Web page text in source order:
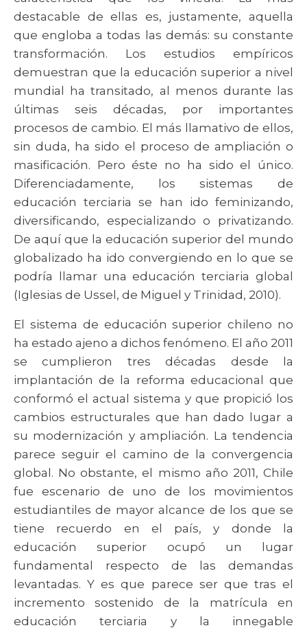
destacable de ellas es, justamente, aquella
que engloba a todas las demás: su constante
transformación. Los estudios empíricos
demuestran que la educación superior a nivel
mundial ha transitado, al menos durante las
últimas seis décadas, por importantes
procesos de cambio. El más llamativo de ellos,
sin duda, ha sido el proceso de ampliación o
masificación. Pero éste no ha sido el único.
Diferenciadamente, los sistemas de
educación terciaria se han ido feminizando,
diversificando, especializando o privatizando.
De aquí que la educación superior del mundo
globalizado ha ido convergiendo en lo que se
podría llamar una educación terciaria global
(Iglesias de Ussel, de Miguel y Trinidad, 2010).
El sistema de educación superior chileno no
ha estado ajeno a dichos fenómeno. El año 2011
se cumplieron tres décadas desde la
implantación de la reforma educacional que
conformó el actual sistema y que propició los
cambios estructurales que han dado lugar a
su modernización y ampliación. La tendencia
parece seguir el camino de la convergencia
global. No obstante, el mismo año 2011, Chile
fue escenario de uno de los movimientos
estudiantiles de mayor alcance de los que se
tiene recuerdo en el país, y donde la
educación superior ocupó un lugar
fundamental respecto de las demandas
levantadas. Y es que parece ser que tras el
incremento sostenido de la matrícula en
educación terciaria y la innegable